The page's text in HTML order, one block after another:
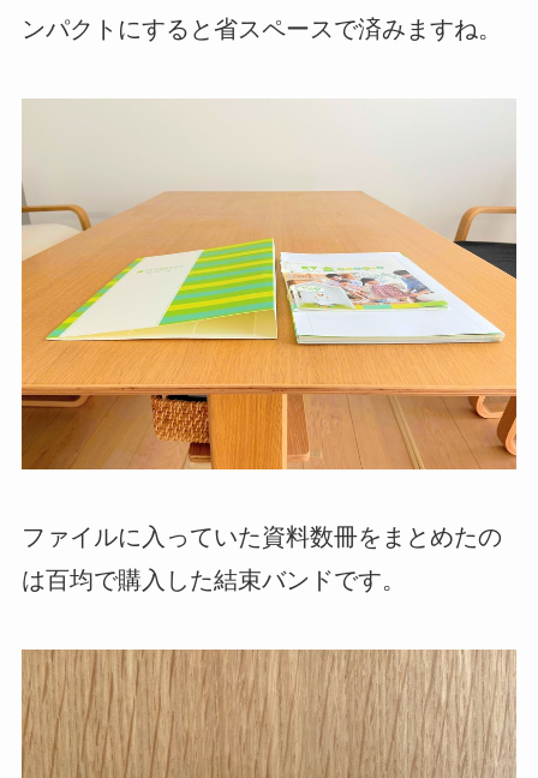
ンパクトにすると省スペースで済みますね。
ファイルに入っていた資料数冊をまとめたの
は百均で購入した結束バンドです。